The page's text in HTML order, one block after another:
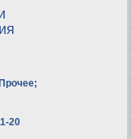
;
20